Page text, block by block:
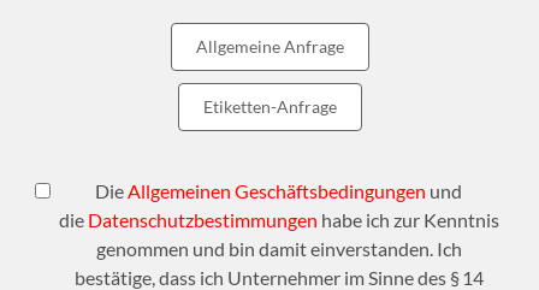
Allgemeine Anfrage
Etiketten-Anfrage
DieAllgemeinen Geschäftsbedingungen und
die Datenschutzbestimmungen habe ich zur Kenntnis
genommen und bin damit einverstanden. Ich
bestätige, dass ich Unternehmer im Sinne des § 14